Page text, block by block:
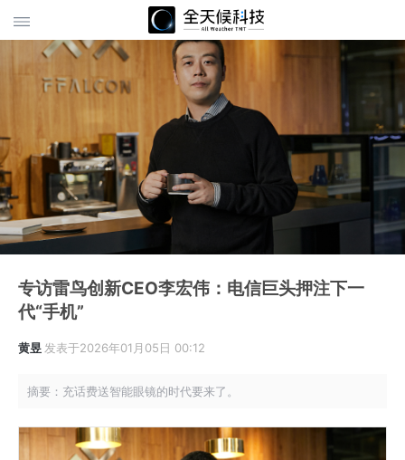
专访雷鸟创新CEO李宏伟：电信巨头押注下一
代“手机”
黄昱发表于2026年01月05日 00:12
摘要：充话费送智能眼镜的时代要来了。